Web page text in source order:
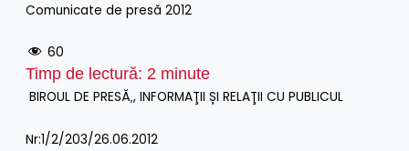
Comunicate de presă 2012
60
Timp de lectură: 2 minute
BIROUL DE PRESĂ‚, INFORMAŢII ȘI RELAŢII CU PUBLICUL
Nr:1/2/203/26.06.2012